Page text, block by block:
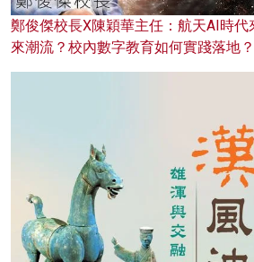
鄭俊傑校長X陳穎華主任：航天AI時代
來潮流？校內數字教育如何實踐落地？